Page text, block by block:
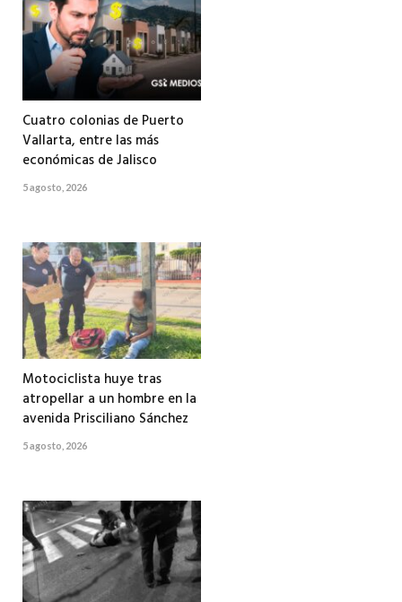
Cuatro colonias de Puerto
Vallarta, entre las más
económicas de Jalisco
5 agosto, 2026
Motociclista huye tras
atropellar a un hombre en la
avenida Prisciliano Sánchez
5 agosto, 2026